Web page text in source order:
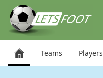
Teams Players
Cookies management panel